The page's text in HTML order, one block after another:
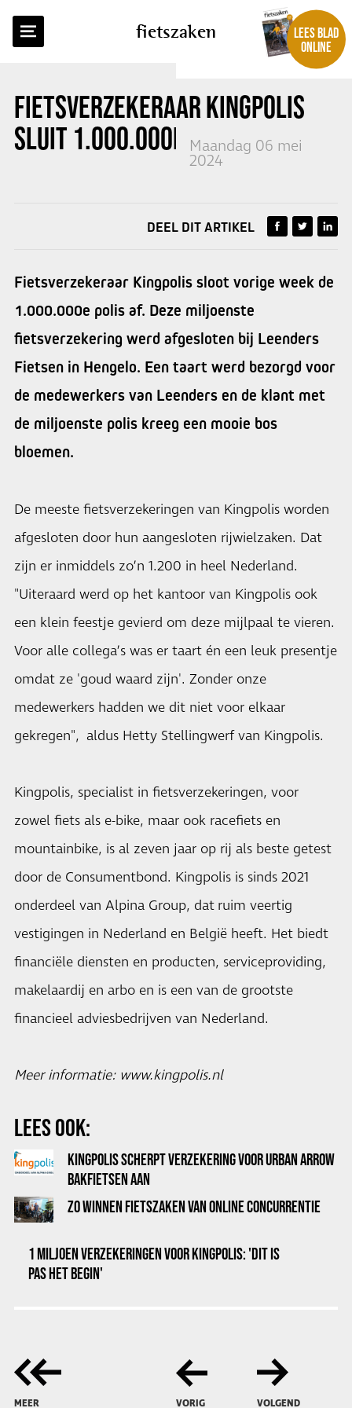
fietszaken
LEES BLAD
ONLINE
FIETSVERZEKERAAR KINGPOLIS
SLUIT 1.000.000E POLIS AF
Maandag 06 mei
2024
TERUG NAAR OVERZICHT
DEEL DIT ARTIKEL
Fietsverzekeraar Kingpolis sloot vorige week de
1.000.000e polis af. Deze miljoenste
fietsverzekering werd afgesloten bij Leenders
Fietsen in Hengelo. Een taart werd bezorgd voor
de medewerkers van Leenders en de klant met
de miljoenste polis kreeg een mooie bos
bloemen.
De meeste fietsverzekeringen van Kingpolis worden
afgesloten door hun aangesloten rijwielzaken. Dat
zijn er inmiddels zo’n 1.200 in heel Nederland.
"Uiteraard werd op het kantoor van Kingpolis ook
een klein feestje gevierd om deze mijlpaal te vieren.
Voor alle collega’s was er taart én een leuk presentje
omdat ze 'goud waard zijn'. Zonder onze
medewerkers hadden we dit niet voor elkaar
gekregen", aldus Hetty Stellingwerf van Kingpolis.
Kingpolis, specialist in fietsverzekeringen, voor
zowel fiets als e-bike, maar ook racefiets en
mountainbike, is al zeven jaar op rij als beste getest
door de Consumentbond. Kingpolis is sinds 2021
onderdeel van Alpina Group, dat ruim veertig
vestigingen in Nederland en België heeft. Het biedt
financiële diensten en producten, serviceproviding,
makelaardij en arbo en is een van de grootste
financieel adviesbedrijven van Nederland.
Meer informatie: www.kingpolis.nl
LEES OOK:
KINGPOLIS SCHERPT VERZEKERING VOOR URBAN ARROW
BAKFIETSEN AAN
ZO WINNEN FIETSZAKEN VAN ONLINE CONCURRENTIE
1 MILJOEN VERZEKERINGEN VOOR KINGPOLIS: 'DIT IS
PAS HET BEGIN'
MEER VORIG VOLGEND